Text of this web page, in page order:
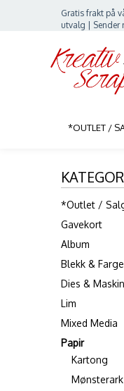
Gratis frakt på
utvalg | Sender
*OUTLET /
*Outlet /
Gavekort
Album
Blekk & Farge
Dies & Maskin
Lim
Mixed Media
Papir
Kartong
Mønsterark